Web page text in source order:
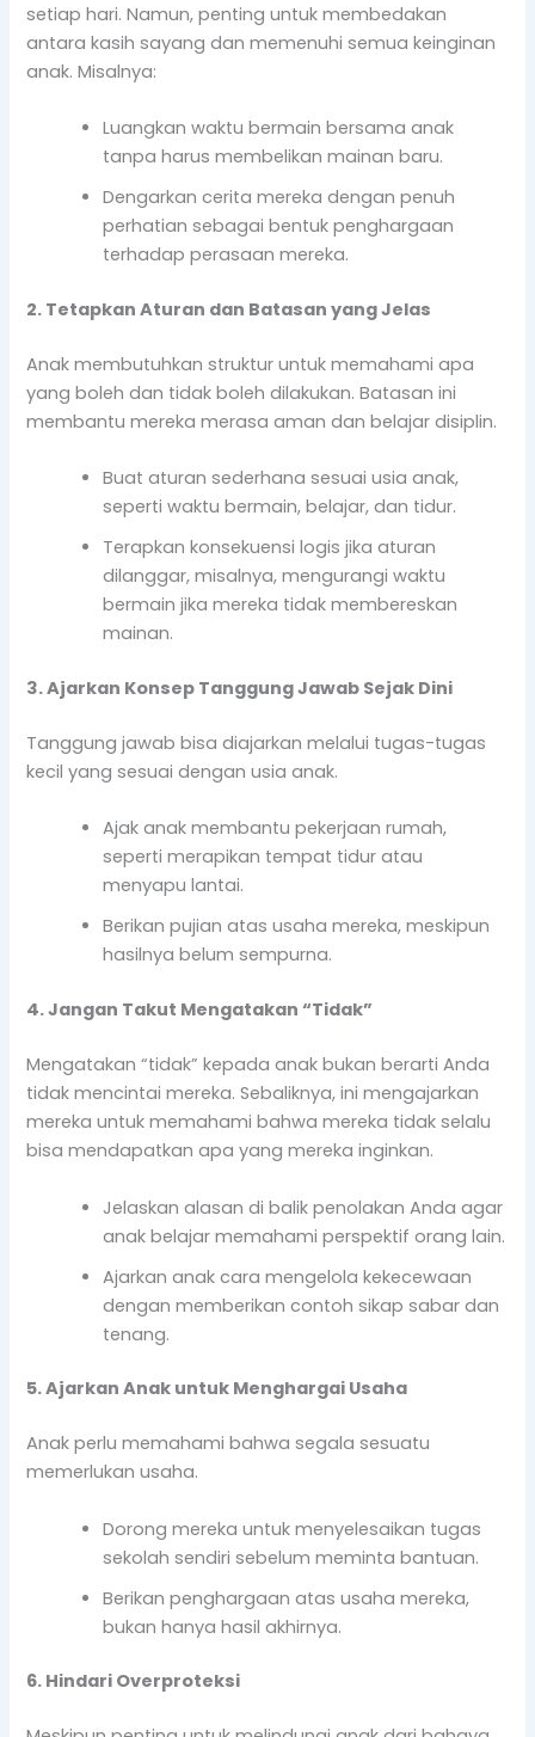
setiap hari. Namun, penting untuk membedakan
antara kasih sayang dan memenuhi semua keinginan
anak. Misalnya:
Luangkan waktu bermain bersama anak
tanpa harus membelikan mainan baru.
Dengarkan cerita mereka dengan penuh
perhatian sebagai bentuk penghargaan
terhadap perasaan mereka.
2. Tetapkan Aturan dan Batasan yang Jelas
Anak membutuhkan struktur untuk memahami apa
yang boleh dan tidak boleh dilakukan. Batasan ini
membantu mereka merasa aman dan belajar disiplin.
Buat aturan sederhana sesuai usia anak,
seperti waktu bermain, belajar, dan tidur.
Terapkan konsekuensi logis jika aturan
dilanggar, misalnya, mengurangi waktu
bermain jika mereka tidak membereskan
mainan.
3. Ajarkan Konsep Tanggung Jawab Sejak Dini
Tanggung jawab bisa diajarkan melalui tugas-tugas
kecil yang sesuai dengan usia anak.
Ajak anak membantu pekerjaan rumah,
seperti merapikan tempat tidur atau
menyapu lantai.
Berikan pujian atas usaha mereka, meskipun
hasilnya belum sempurna.
4. Jangan Takut Mengatakan “Tidak”
Mengatakan “tidak” kepada anak bukan berarti Anda
tidak mencintai mereka. Sebaliknya, ini mengajarkan
mereka untuk memahami bahwa mereka tidak selalu
bisa mendapatkan apa yang mereka inginkan.
Jelaskan alasan di balik penolakan Anda agar
anak belajar memahami perspektif orang lain.
Ajarkan anak cara mengelola kekecewaan
dengan memberikan contoh sikap sabar dan
tenang.
5. Ajarkan Anak untuk Menghargai Usaha
Anak perlu memahami bahwa segala sesuatu
memerlukan usaha.
Dorong mereka untuk menyelesaikan tugas
sekolah sendiri sebelum meminta bantuan.
Berikan penghargaan atas usaha mereka,
bukan hanya hasil akhirnya.
6. Hindari Overproteksi